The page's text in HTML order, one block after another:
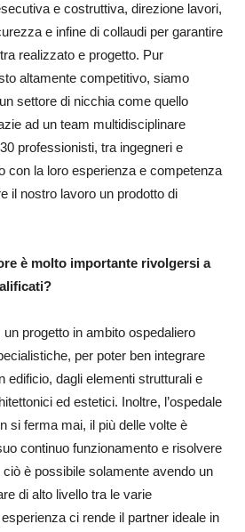
e costruttiva, direzione lavori,
e infine di collaudi per garantire
realizzato e progetto. Pur
altamente competitivo, siamo
settore di nicchia come quello
ad un team multidisciplinare
professionisti, tra ingegneri e
con la loro esperienza e competenza
il nostro lavoro un prodotto di
è molto importante rivolgersi a
progetto in ambito ospedaliero
per poter ben integrare
edificio, dagli elementi strutturali e
ed estetici. Inoltre, l’ospedale
si ferma mai, il più delle volte è
continuo funzionamento e risolvere
è possibile solamente avendo un
di alto livello tra le varie
ci rende il partner ideale in